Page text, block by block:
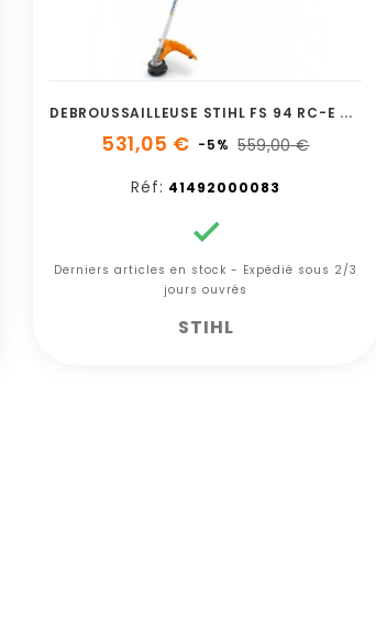
D
EBROUSSAILLEUSE STIHL FS 94 RC-E AUTOCUT 25-2
531,05 € -5% 559,00 €
Réf: 41492000083

Derniers articles en stock - Expédié sous 2/3
jours ouvrés
STIHL